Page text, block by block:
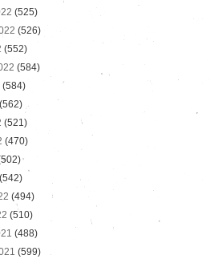
(525)
(526)
(552)
(584)
(584)
(562)
(521)
(470)
(542)
(494)
(510)
(488)
(599)